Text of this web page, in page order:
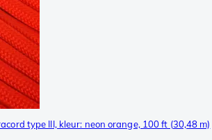
type III, kleur: neon orange, 100 ft (30,48 m)